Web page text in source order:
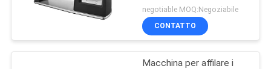
Whetstone che affila
pietra
ricoperto affilando il
sistema della ruota
negotiable MOQ:Negoziabile
CONTATTO
Macchina per affilare i